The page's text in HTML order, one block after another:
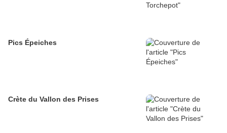
Pics Épeiches
Crète du Vallon des Prises